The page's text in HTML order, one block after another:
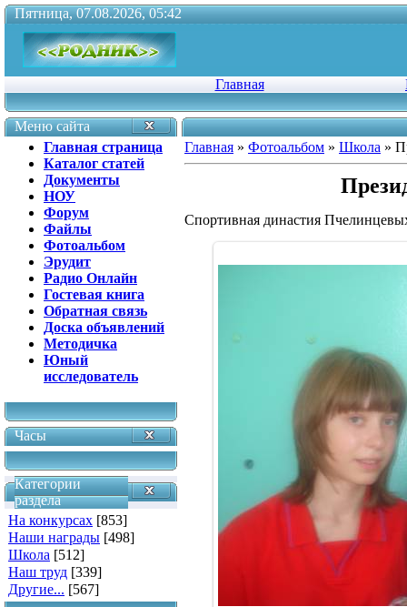
Пятница, 07.08.2026, 05:42
Главная
Меню сайта
Главная страница
Каталог статей
Документы
НОУ
Форум
Файлы
Фотоальбом
Эрудит
Радио Онлайн
Гостевая книга
Обратная связь
Доска объявлений
Методичка
Юный
исследователь
Часы
Категории
раздела
На конкурсах [853]
Наши награды [498]
Школа [512]
Наш труд [339]
Другие... [567]
Главная » Фотоальбом » Школа »
Спортивная династия